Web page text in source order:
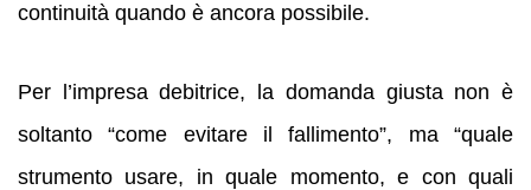
continuità quando è ancora possibile.
Per l’impresa debitrice, la domanda giusta non è
soltanto “come evitare il fallimento”, ma “quale
strumento usare, in quale momento, e con quali